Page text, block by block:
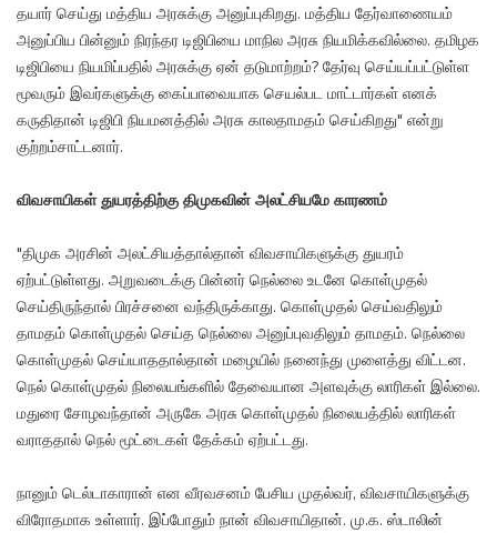
தயார் செய்து மத்திய அரசுக்கு அனுப்புகிறது. மத்திய தேர்வாணையம்
அனுப்பிய பின்னும் நிரந்தர டிஜிபியை மாநில அரசு நியமிக்கவில்லை. தமிழக
டிஜிபியை நியமிப்பதில் அரசுக்கு ஏன் தடுமாற்றம்? தேர்வு செய்யப்பட்டுள்ள
மூவரும் இவர்களுக்கு கைப்பாவையாக செயல்பட மாட்டார்கள் எனக்
கருதிதான் டிஜிபி நியமனத்தில் அரசு காலதாமதம் செய்கிறது" என்று
குற்றம்சாட்டனார்.
விவசாயிகள் துயரத்திற்கு திமுகவின் அலட்சியமே காரணம்
"திமுக அரசின் அலட்சியத்தால்தான் விவசாயிகளுக்கு துயரம்
ஏற்பட்டுள்ளது. அறுவடைக்கு பின்னர் நெல்லை உடனே கொள்முதல்
செய்திருந்தால் பிரச்சனை வந்திருக்காது. கொள்முதல் செய்வதிலும்
தாமதம் கொள்முதல் செய்த நெல்லை அனுப்புவதிலும் தாமதம். நெல்லை
கொள்முதல் செய்யாததால்தான் மழையில் நனைந்து முளைத்து விட்டன.
நெல் கொள்முதல் நிலையங்களில் தேவையான அளவுக்கு லாரிகள் இல்லை.
மதுரை சோழவந்தான் அருகே அரசு கொள்முதல் நிலையத்தில் லாரிகள்
வராததால் நெல் மூட்டைகள் தேக்கம் ஏற்பட்டது.
நானும் டெல்டாகாரான் என வீரவசனம் பேசிய முதல்வர், விவசாயிகளுக்கு
விரோதமாக உள்ளார். இப்போதும் நான் விவசாயிதான். மு.க. ஸ்டாலின்